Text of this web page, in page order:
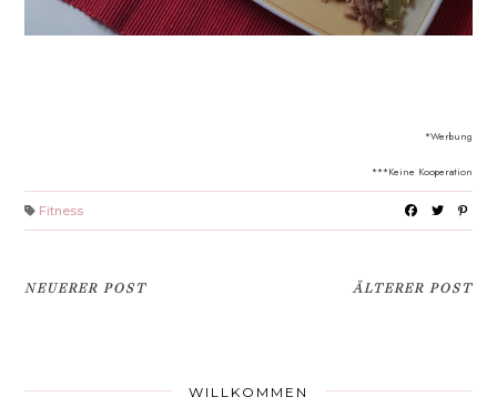
*Werbung
***Keine Kooperation
Fitness
NEUERER POST ÄLTERER POST
WILLKOMMEN